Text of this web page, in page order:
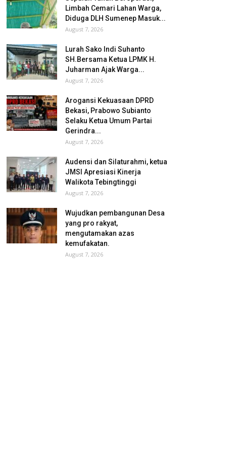
Limbah Cemari Lahan Warga,
Diduga DLH Sumenep Masuk...
August 7, 2026
Lurah Sako Indi Suhanto
SH.Bersama Ketua LPMK H.
Juharman Ajak Warga...
August 7, 2026
Arogansi Kekuasaan DPRD
Bekasi, Prabowo Subianto
Selaku Ketua Umum Partai
Gerindra...
August 7, 2026
Audensi dan Silaturahmi, ketua
JMSI Apresiasi Kinerja
Walikota Tebingtinggi
August 7, 2026
Wujudkan pembangunan Desa
yang pro rakyat,
mengutamakan azas
kemufakatan.
August 7, 2026